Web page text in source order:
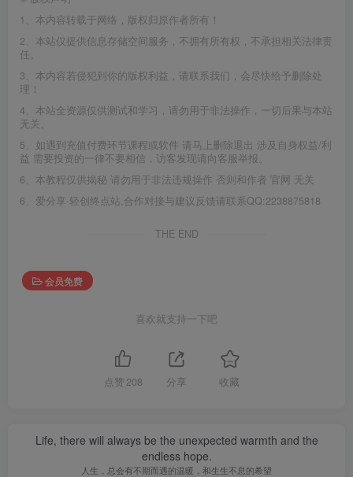
1、本内容转载于网络，版权归原作者所有！
2、本站仅提供信息存储空间服务，不拥有所有权，不承担相关法律责
任。
3、本内容若侵犯到你的版权利益，请联系我们，会尽快给予删除处
理！
4、本站全资源仅供测试和学习，请勿用于非法操作，一切后果与本站
无关。
5、如遇到充值付费环节课程或软件 请马上删除退出 涉及自身权益/利
益 需要投资的一律不要相信，访客发现请向客服举报。
6、本教程仅供揭秘 请勿用于非法违规操作 否则和作者 官网 无关
6、爱分享·轻创终点站,合作对接与建议反馈请联系QQ:2238875818
THE END
会员免费
喜欢就支持一下吧
点赞 208 分享 收藏
Life, there will always be the unexpected warmth and the
endless hope.
人生，总会有不期而遇的温暖，和生生不息的希望